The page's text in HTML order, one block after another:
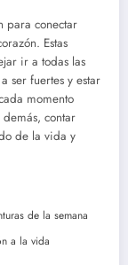
para conectar
Estas
ir a todas las
ser fuertes y estar
momento
contar
de la vida y
de la semana
a la vida